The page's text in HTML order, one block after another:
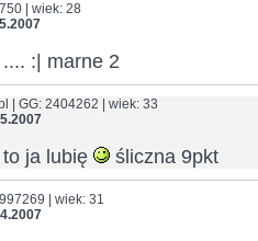
| wiek: 28
:| marne 2
| GG: 2404262 | wiek: 33
ja lubię śliczna 9pkt
| wiek: 31